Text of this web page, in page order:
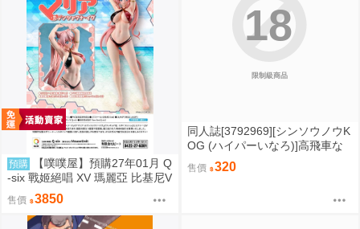
預購
【噗噗屋】預購27年01月 Q
-six 戰姬絕唱 XV 瑪麗亞 比基尼V
er 1/7 一般版 免訂金
售價 3850
限制級商品
18
同人誌[3792969][シンソウノウK
OG (ハイパーいなろ)]高飛車な
生徒会長を●●アプリでワカラセ
てみた (其他)
售價 320